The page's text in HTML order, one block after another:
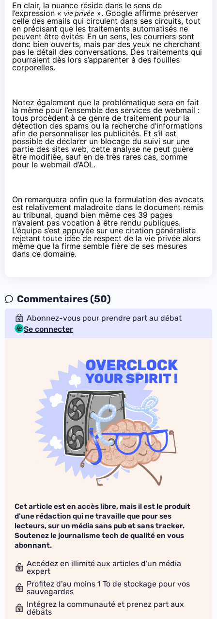
En clair, la nuance réside dans le sens de
l’expression « vie privée ». Google affirme préserver
celle des emails qui circulent dans ses circuits, tout
en précisant que les traitements automatisés ne
peuvent être évités. En un sens, les courriers sont
donc bien ouverts, mais par des yeux ne cherchant
pas le détail des conversations. Des traitements qui
pourraient dès lors s’apparenter à des fouilles
corporelles.
Notez également que la problématique sera en fait
la même pour l’ensemble des services de webmail :
tous procèdent à ce genre de traitement pour la
détection des spams ou la recherche d’informations
afin de personnaliser les publicités. Et s’il est
possible de déclarer un blocage du suivi sur une
partie des sites web, cette analyse ne peut guère
être modifiée, sauf en de très rares cas, comme
pour le webmail d’AOL.
On remarquera enfin que la formulation des avocats
est relativement maladroite dans le document remis
au tribunal, quand bien même ces 39 pages
n’avaient pas vocation à être rendu publiques.
L’équipe s’est appuyée sur une citation généraliste
rejetant toute idée de respect de la vie privée alors
même que la firme semble fière de ses mesures
dans ce domaine.
Commentaires (50)
Abonnez-vous pour prendre part au débat
Se connecter
Cet article est en accès libre, mais il est le produit
d'une rédaction qui ne travaille que pour ses
lecteurs, sur un média sans pub et sans tracker.
Soutenez le journalisme tech de qualité en vous
abonnant.
Accédez en illimité aux articles d'un média
expert
Profitez d'au moins 1 To de stockage pour vos
sauvegardes
Intégrez la communauté et prenez part aux
débats